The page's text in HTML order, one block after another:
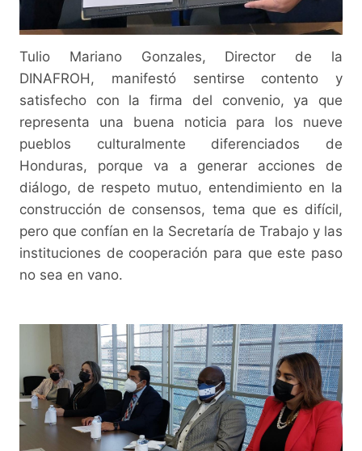
Tulio Mariano Gonzales, Director de la
DINAFROH, manifestó sentirse contento y
satisfecho con la firma del convenio, ya que
representa una buena noticia para los nueve
pueblos culturalmente diferenciados de
Honduras, porque va a generar acciones de
diálogo, de respeto mutuo, entendimiento en la
construcción de consensos, tema que es difícil,
pero que confían en la Secretaría de Trabajo y las
instituciones de cooperación para que este paso
no sea en vano.